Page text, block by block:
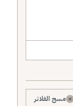
× مسح الفلاتر